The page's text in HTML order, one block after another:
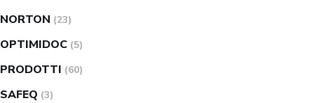
NORTON (23)
OPTIMIDOC (5)
PRODOTTI (60)
SAFEQ (3)